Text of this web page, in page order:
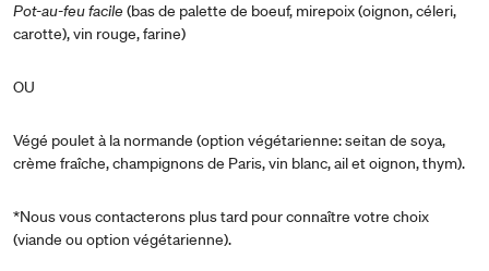
Pot-au-feu facile (bas de palette de boeuf, mirepoix (oignon, céleri,
carotte), vin rouge, farine)
OU
Végé poulet à la normande (option végétarienne: seitan de soya,
crème fraîche, champignons de Paris, vin blanc, ail et oignon, thym).
*Nous vous contacterons plus tard pour connaître votre choix
(viande ou option végétarienne).